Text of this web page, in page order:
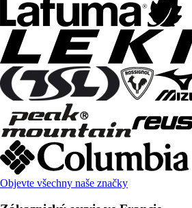
Objevte všechny naše značky